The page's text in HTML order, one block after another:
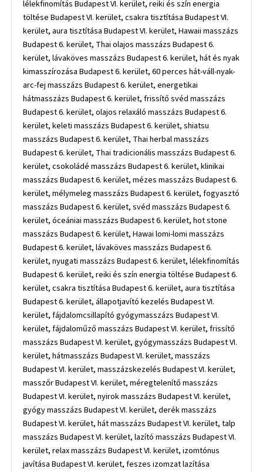
lélekfinomítás Budapest VI. kerület, reiki és szín energia
töltése Budapest VI. kerület, csakra tisztítása Budapest VI.
kerület, aura tisztítása Budapest VI. kerület, Hawaii masszázs
Budapest 6. kerület, Thai olajos masszázs Budapest 6.
kerület, lávaköves masszázs Budapest 6. kerület, hát és nyak
kimasszírozása Budapest 6. kerület, 60 perces hát-váll-nyak-
arc-fej masszázs Budapest 6. kerület, energetikai
hátmasszázs Budapest 6. kerület, frissítő svéd masszázs
Budapest 6. kerület, olajos relaxáló masszázs Budapest 6.
kerület, keleti masszázs Budapest 6. kerület, shiatsu
masszázs Budapest 6. kerület, Thai herbal masszázs
Budapest 6. kerület, Thai tradicionális masszázs Budapest 6.
kerület, csokoládé masszázs Budapest 6. kerület, klinikai
masszázs Budapest 6. kerület, mézes masszázs Budapest 6.
kerület, mélymeleg masszázs Budapest 6. kerület, fogyasztó
masszázs Budapest 6. kerület, svéd masszázs Budapest 6.
kerület, óceániai masszázs Budapest 6. kerület, hot stone
masszázs Budapest 6. kerület, Hawai lomi-lomi masszázs
Budapest 6. kerület, lávaköves masszázs Budapest 6.
kerület, nyugati masszázs Budapest 6. kerület, lélekfinomítás
Budapest 6. kerület, reiki és szín energia töltése Budapest 6.
kerület, csakra tisztítása Budapest 6. kerület, aura tisztítása
Budapest 6. kerület, állapotjavító kezelés Budapest VI.
kerület, fájdalomcsillapító gyógymasszázs Budapest VI.
kerület, fájdaloműző masszázs Budapest VI. kerület, frissítő
masszázs Budapest VI. kerület, gyógymasszázs Budapest VI.
kerület, hátmasszázs Budapest VI. kerület, masszázs
Budapest VI. kerület, masszázskezelés Budapest VI. kerület,
masszőr Budapest VI. kerület, méregtelenítő masszázs
Budapest VI. kerület, nyirok masszázs Budapest VI. kerület,
gyógy masszázs Budapest VI. kerület, derék masszázs
Budapest VI. kerület, hát masszázs Budapest VI. kerület, talp
masszázs Budapest VI. kerület, lazító masszázs Budapest VI.
kerület, relax masszázs Budapest VI. kerület, izomtónus
javítása Budapest VI. kerület, feszes izomzat lazítása